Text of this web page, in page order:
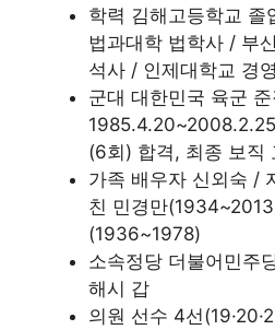
학력 김해고등학교
법과대학 법학사 / 부
석사 / 인제대학교 경
군대 대한민국 육군
(6회) 합격, 최종 보직
가족 배우자 신외숙 /
친 민경만
(1936~1978)
소속정당 더불어민주
해시 갑
의원 선수 4선